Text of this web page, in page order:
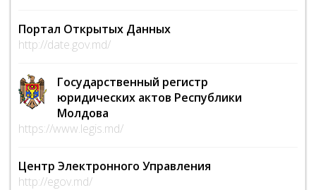
Портал Открытых Данных
http://date.gov.md/
Государственный регистр
юридических актов Республики
Молдова
https://www.legis.md/
Центр Электронного Управления
http://egov.md/